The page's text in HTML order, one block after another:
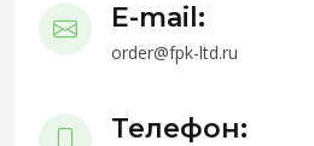
E-mail:
order@fpk-ltd.ru
Телефон: